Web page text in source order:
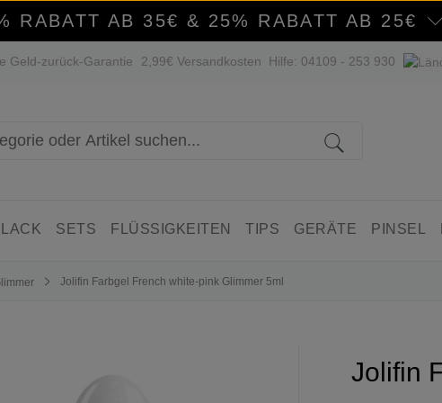
RABATT AB 35€ & 25% RABATT AB 25€
Geld-zurück-Garantie 2,99€ Versandkosten Hilfe: 04109 - 253 930
SETS FLÜSSIGKEITEN TIPS GERÄTE PINSEL
Jolifin Farbgel French white-pink Glimmer 5ml
Jolifin